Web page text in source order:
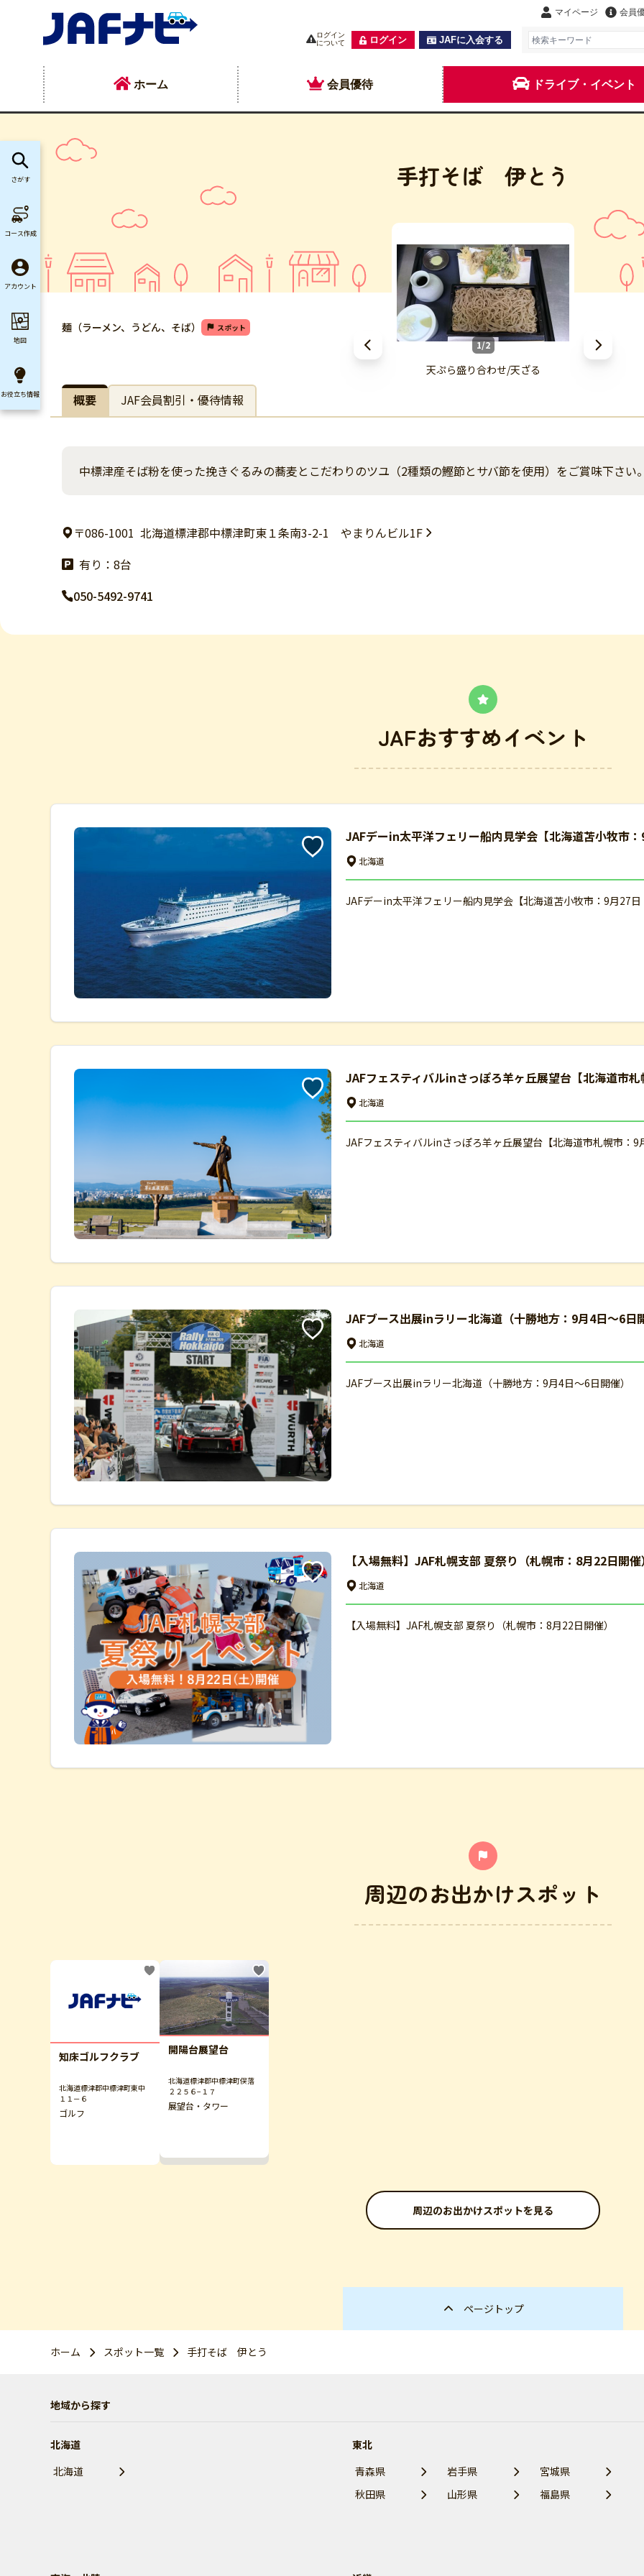
マイページ 会員
ログイン
について
ログイン JAFに入会する
ホーム 会員優待 ドライブ・イベント
手打そば 伊とう
1/2
天ぷら盛り合わせ/天ざる
麺（ラーメン、うどん、そば） スポット
概要 JAF会員割引・優待情報
中標津産そば粉を使った挽きぐるみの蕎麦とこだわりのツユ（2種類の鰹節とサバ節を使用）をご賞味下さい
〒086-1001 北海道標津郡中標津町東１条南3-2-1 やまりんビル1F
有り：8台
050-5492-9741
JAFおすすめイベント
JAFデーin太平洋フェリー船内見学会【北海道苫小牧市：
北海道
JAFデーin太平洋フェリー船内見学会【北海道苫小牧市：9月27日
JAFフェスティバルinさっぽろ羊ヶ丘展望台【北海道市札
北海道
JAFフェスティバルinさっぽろ羊ヶ丘展望台【北海道市札幌市：9
JAFブース出展inラリー北海道（十勝地方：9月4日～6日
北海道
JAFブース出展inラリー北海道（十勝地方：9月4日～6日開催）
【入場無料】JAF札幌支部 夏祭り（札幌市：8月22日開催）
北海道
【入場無料】JAF札幌支部 夏祭り（札幌市：8月22日開催）
周辺のお出かけスポット
知床ゴルフクラブ
北海道標津郡中標津町東中
１１－６
ゴルフ
開陽台展望台
北海道標津郡中標津町俣落
２２５６−１７
展望台・タワー
周辺のお出かけスポットを見る
ページトップ
ホーム スポット一覧 手打そば 伊とう
地域から探す
北海道
北海道
東北
青森県
岩手県
宮城県
秋田県
山形県 福島県
さがす
コース作成
アカウント
地図
お役立ち情報